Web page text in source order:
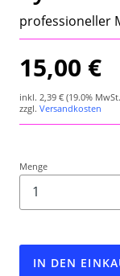
Wetterstation
Hygrometer
Über uns
professioneller
15,00 €
inkl. 2,39 € (19.0%
zzgl. Versandkosten
Menge
IN DEN